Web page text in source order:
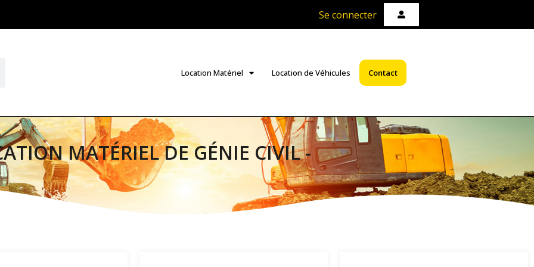
Se connecter
Location Matériel Location de Véhicules Contact
MATÉRIEL DE GÉNIE CIVIL -